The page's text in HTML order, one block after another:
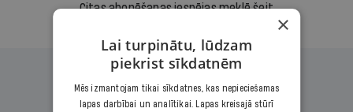
Citas abonēšanas iespējas meklē šeit
×
Lai turpinātu, lūdzam
piekrist sīkdatnēm
Mēs izmantojam tikai sīkdatnes, kas nepieciešamas
lapas darbībai un analītikai. Lapas kreisajā stūrī